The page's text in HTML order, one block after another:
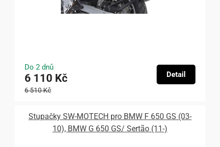
Do 2 dnů
6 110 Kč
6 510 Kč
Detail
Stupačky SW-MOTECH pro BMW F 650 GS (03-
10), BMW G 650 GS/ Sertão (11-)